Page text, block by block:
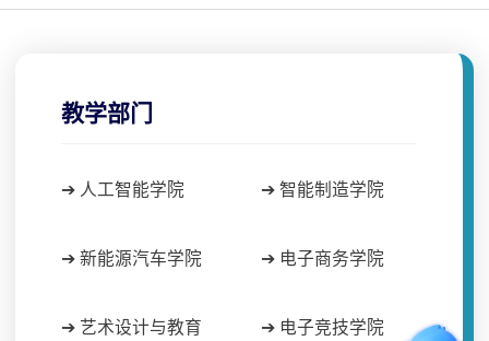
教学部门
➔ 人工智能学院 ➔ 智能制造学院
➔ 新能源汽车学院 ➔ 电子商务学院
➔ 艺术设计与教育
➔ 电子竞技学院